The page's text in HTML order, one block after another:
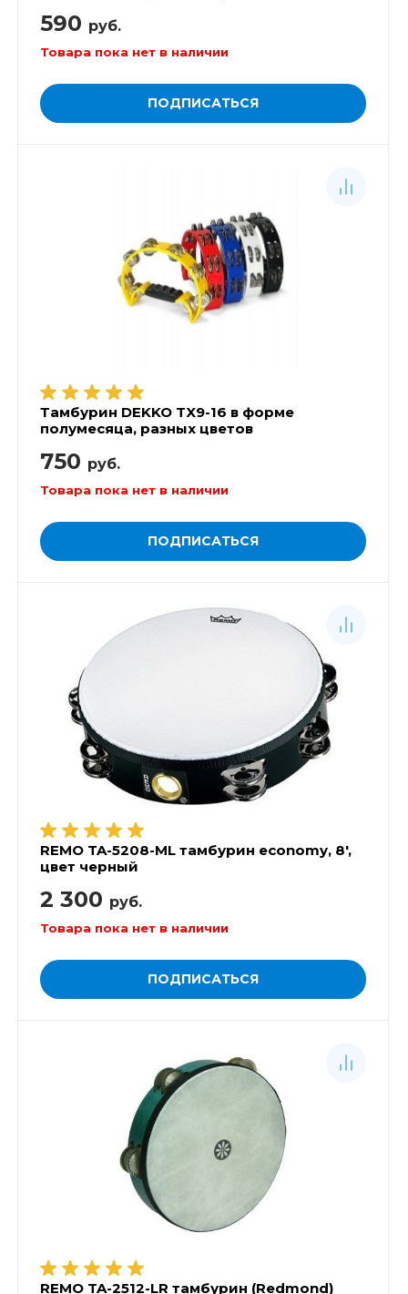
590 руб.
Товара пока нет в наличии
ПОДПИСАТЬСЯ
Тамбурин DEKKO TX9-16 в форме
полумесяца, разных цветов
750 руб.
Товара пока нет в наличии
ПОДПИСАТЬСЯ
REMO TA-5208-ML тамбурин economy, 8',
цвет черный
2 300 руб.
Товара пока нет в наличии
ПОДПИСАТЬСЯ
REMO TA-2512-LR тамбурин (Redmond)